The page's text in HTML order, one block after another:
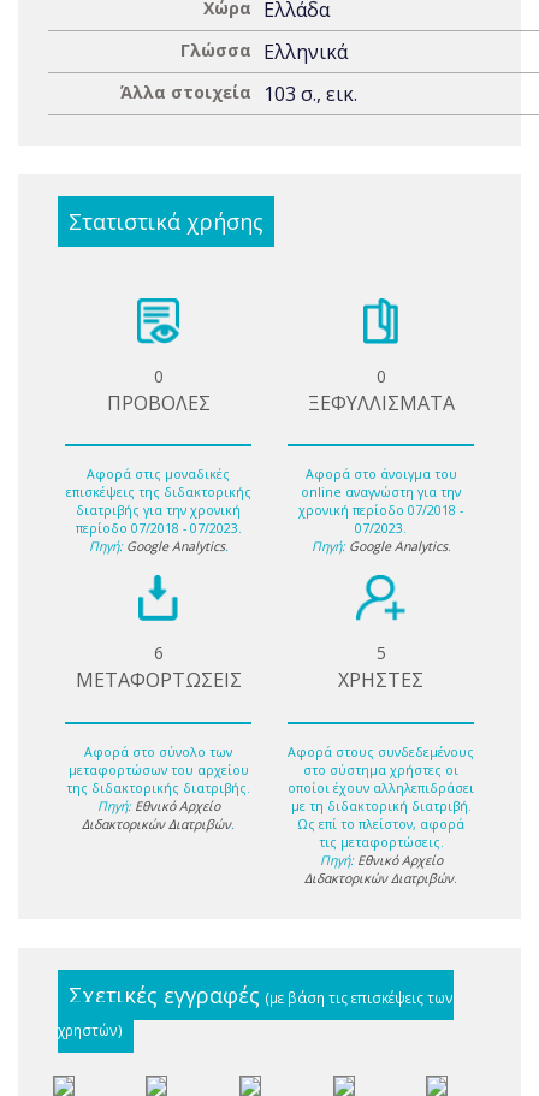
Χώρα Ελλάδα
Γλώσσα Ελληνικά
Άλλα στοιχεία 103 σ., εικ.
Στατιστικά χρήσης
0
ΠΡΟΒΟΛΕΣ
Αφορά στις μοναδικές
επισκέψεις της διδακτορικής
διατριβής για την χρονική
περίοδο 07/2018 - 07/2023.
Πηγή: Google Analytics.
0
ΞΕΦΥΛΛΙΣΜΑΤΑ
Αφορά στο άνοιγμα του
online αναγνώστη για την
χρονική περίοδο 07/2018 -
07/2023.
Πηγή: Google Analytics.
6
ΜΕΤΑΦΟΡΤΩΣΕΙΣ
Αφορά στο σύνολο των
μεταφορτώσων του αρχείου
της διδακτορικής διατριβής.
Πηγή: Εθνικό Αρχείο
Διδακτορικών Διατριβών.
5
ΧΡΗΣΤΕΣ
Αφορά στους συνδεδεμένους
στο σύστημα χρήστες οι
οποίοι έχουν αλληλεπιδράσει
με τη διδακτορική διατριβή.
Ως επί το πλείστον, αφορά
τις μεταφορτώσεις.
Πηγή: Εθνικό Αρχείο
Διδακτορικών Διατριβών.
Σχετικές εγγραφές (με βάση τις επισκέψεις των
χρηστών)